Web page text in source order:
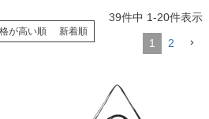
が高い順 新着順
39件中 1-20件表示
1 2